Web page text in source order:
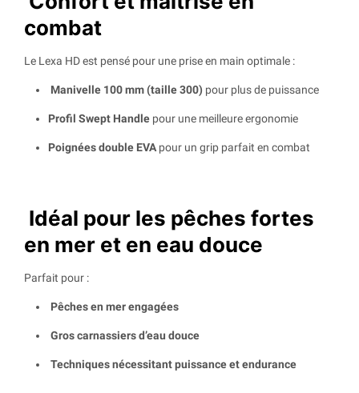
combat
Le Lexa HD est pensé pour une prise en main optimale :
Manivelle 100 mm (taille 300) pour plus de puissance
Profil Swept Handle pour une meilleure ergonomie
Poignées double EVA pour un grip parfait en combat
Idéal pour les pêches fortes
en mer et en eau douce
Parfait pour :
Pêches en mer engagées
Gros carnassiers d’eau douce
Techniques nécessitant puissance et endurance